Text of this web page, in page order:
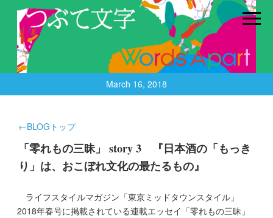
March 16, 2018
←BLOGトップ
「零れもの三昧」 story 3 『日本酒の「もっき
り」は、おこぼれ文化の最たるもの』
ライフスタイルマガジン「東京ミッドタウンスタイル」
2018年春号に掲載されている連載エッセイ「零れもの三昧」